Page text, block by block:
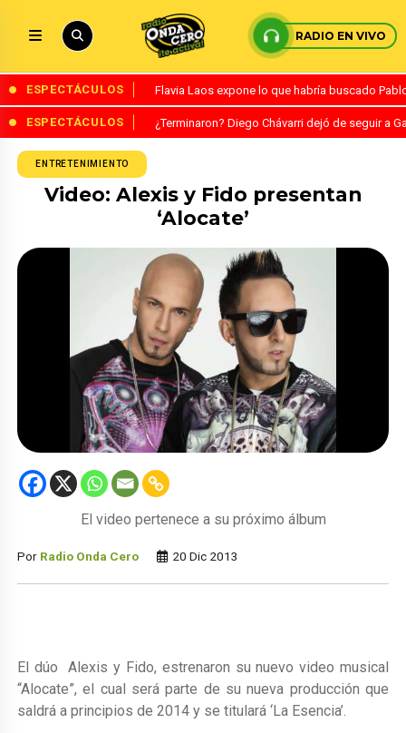
RADIO EN VIVO
ESPECTÁCULOS Flavia Laos expone lo que habría buscado
ESPECTÁCULOS ¿Terminaron? Diego Chávarri dejó de seguir a
ENTRETENIMIENTO
Video: Alexis y Fido presentan
‘Alocate’
El video pertenece a su próximo álbum
Por Radio Onda Cero 20 Dic 2013
El dúo Alexis y Fido, estrenaron su nuevo video musical
“Alocate”, el cual será parte de su nueva producción que
saldrá a principios de 2014 y se titulará ‘La Esencia’.